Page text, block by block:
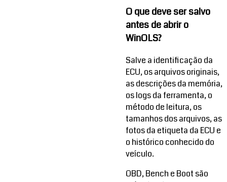
O que deve ser salvo
antes de abrir o
WinOLS?
Salve a identificação da
ECU, os arquivos originais,
as descrições da memória,
os logs da ferramenta, o
método de leitura, os
tamanhos dos arquivos, as
fotos da etiqueta da ECU e
o histórico conhecido do
veículo.
OBD, Bench e Boot são